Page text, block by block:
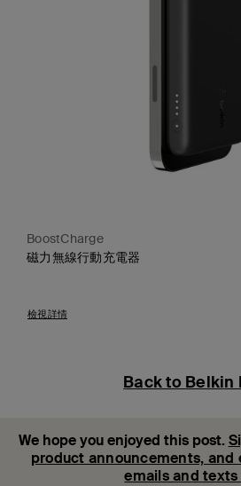
BoostCharge
磁力無線行動充電器
檢視詳情
Back to Belkin
We hope you enjoyed this post.
product announcements, and
emails and texts